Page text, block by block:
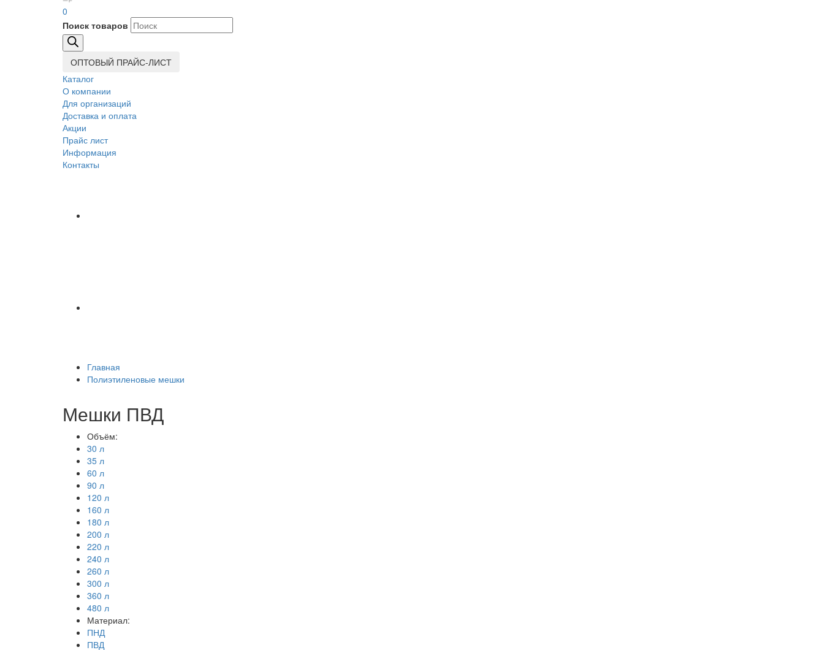
0
Поиск товаров
ОПТОВЫЙ ПРАЙС-ЛИСТ
Каталог
О компании
Для организаций
Доставка и оплата
Акции
Прайс лист
Информация
Контакты
Главная
Полиэтиленовые мешки
Мешки ПВД
Объём:
30 л
35 л
60 л
90 л
120 л
160 л
180 л
200 л
220 л
240 л
260 л
300 л
360 л
480 л
Материал:
ПНД
ПВД